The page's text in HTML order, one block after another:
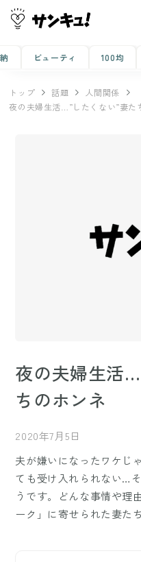
ビューティ 100均
トップ 話題
人間関係
夜の夫婦生活…”したくない”妻た
夜の夫婦生活
ちのホンネ
2020年7月5日
夫が嫌いになったワケじ
ても受け入れられない…
うです。どんな事情や理
ーク」に寄せられた妻た